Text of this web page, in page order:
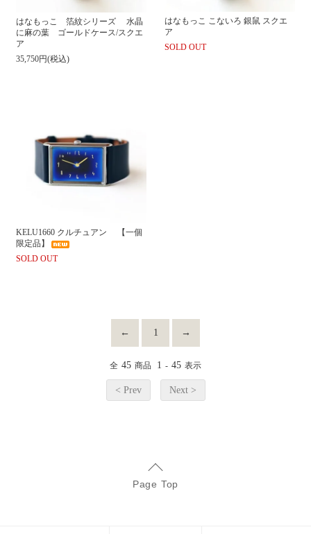
はなもっこ 箔紋シリーズ 水晶
に麻の葉 ゴールドケース/スクエ
ア
35,750円(税込)
はなもっこ こないろ 銀鼠 スクエ
ア
SOLD OUT
KELU1660 クルチュアン 【一個
限定品】
SOLD OUT
← 1 →
全 45 商品 1 - 45 表示
< Prev Next >
Page Top